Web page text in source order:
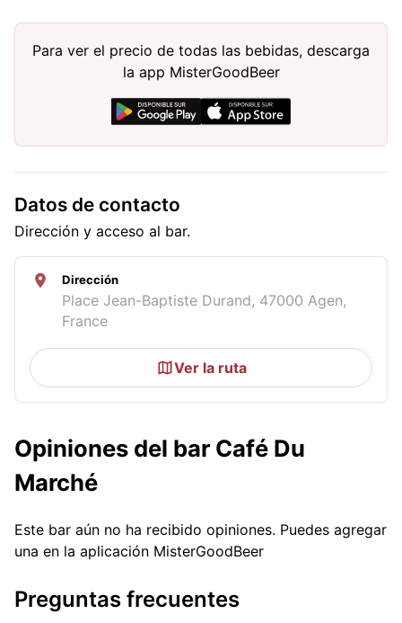
Para ver el precio de todas las bebidas, descarga
la app MisterGoodBeer
Datos de contacto
Dirección y acceso al bar.
Dirección
Place Jean-Baptiste Durand, 47000 Agen,
France
Ver la ruta
Opiniones del bar Café Du
Marché
Este bar aún no ha recibido opiniones. Puedes agregar
una en la aplicación MisterGoodBeer
Preguntas frecuentes